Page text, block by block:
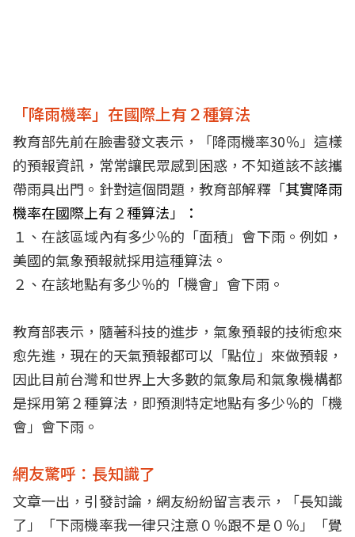
「降雨機率」在國際上有２種算法
教育部先前在臉書發文表示，「降雨機率30％」這樣
的預報資訊，常常讓民眾感到困惑，不知道該不該攜
帶雨具出門。針對這個問題，教育部解釋「其實降雨
機率在國際上有２種算法」：
１、在該區域內有多少％的「面積」會下雨。例如，
美國的氣象預報就採用這種算法。
２、在該地點有多少％的「機會」會下雨。
教育部表示，隨著科技的進步，氣象預報的技術愈來
愈先進，現在的天氣預報都可以「點位」來做預報，
因此目前台灣和世界上大多數的氣象局和氣象機構都
是採用第２種算法，即預測特定地點有多少％的「機
會」會下雨。
網友驚呼：長知識了
文章一出，引發討論，網友紛紛留言表示，「長知識
了」「下雨機率我一律只注意０％跟不是０％」「覺